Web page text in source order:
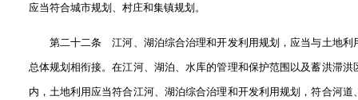
应当符合城市规划、村庄和集镇规划。
第二十二条 江河、湖泊综合治理和开发利用规划，应当与土地利
总体规划相衔接。在江河、湖泊、水库的管理和保护范围以及蓄洪滞洪
内，土地利用应当符合江河、湖泊综合治理和开发利用规划，符合河道